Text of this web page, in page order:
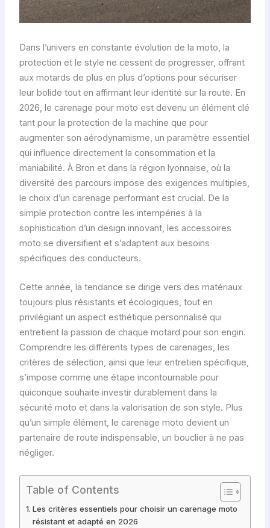
Dans l’univers en constante évolution de la moto, la
protection et le style ne cessent de progresser, offrant
aux motards de plus en plus d’options pour sécuriser
leur bolide tout en affirmant leur identité sur la route. En
2026, le carenage pour moto est devenu un élément clé
tant pour la protection de la machine que pour
augmenter son aérodynamisme, un paramètre essentiel
qui influence directement la consommation et la
maniabilité. À Bron et dans la région lyonnaise, où la
diversité des parcours impose des exigences multiples,
le choix d’un carenage performant est crucial. De la
simple protection contre les intempéries à la
sophistication d’un design innovant, les accessoires
moto se diversifient et s’adaptent aux besoins
spécifiques des conducteurs.
Cette année, la tendance se dirige vers des matériaux
toujours plus résistants et écologiques, tout en
privilégiant un aspect esthétique personnalisé qui
entretient la passion de chaque motard pour son engin.
Comprendre les différents types de carenages, les
critères de sélection, ainsi que leur entretien spécifique,
s’impose comme une étape incontournable pour
quiconque souhaite investir durablement dans la
sécurité moto et dans la valorisation de son style. Plus
qu’un simple élément, le carenage moto devient un
partenaire de route indispensable, un bouclier à ne pas
négliger.
Table of Contents
Les critères essentiels pour choisir un carenage moto
résistant et adapté en 2026